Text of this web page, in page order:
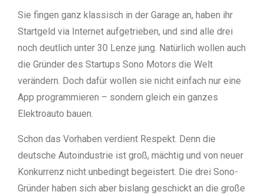
Sie fingen ganz klassisch in der Garage an, haben ihr
Startgeld via Internet aufgetrieben, und sind alle drei
noch deutlich unter 30 Lenze jung. Natürlich wollen auch
die Gründer des Startups Sono Motors die Welt
verändern. Doch dafür wollen sie nicht einfach nur eine
App programmieren – sondern gleich ein ganzes
Elektroauto bauen.
Schon das Vorhaben verdient Respekt. Denn die
deutsche Autoindustrie ist groß, mächtig und von neuer
Konkurrenz nicht unbedingt begeistert. Die drei Sono-
Gründer haben sich aber bislang geschickt an die große